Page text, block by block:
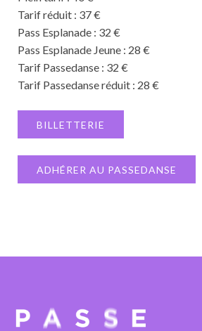
Tarif réduit : 37 €
Pass Esplanade : 32 €
Pass Esplanade Jeune : 28 €
Tarif Passedanse : 32 €
Tarif Passedanse réduit : 28 €
BILLETTERIE
ADHÉRER AU PASSEDANSE